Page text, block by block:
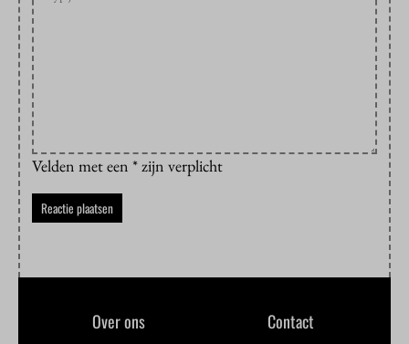
Velden met een * zijn verplicht
Over ons Contact